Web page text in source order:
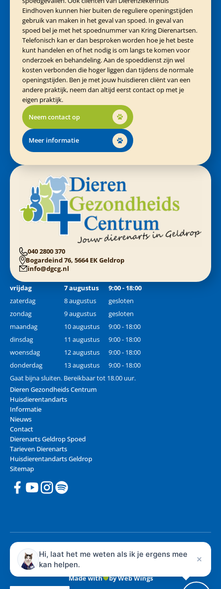
Eindhoven kunnen hier buiten de reguliere openingstijden
gebruik van maken in het geval van spoed. In geval van
spoed bel je met het spoednummer van Kring Dierenartsen.
Telefonisch kan er dan besproken worden hoe je het beste
kunt handelen en of het nodig is om langs te komen voor
onderzoek en behandeling. Aan de spoeddienst zijn wel
kosten verbonden die hoger liggen dan tijdens de normale
openingstijden. Ben je met jouw huisdieren cliënt van een
andere praktijk, neem dan altijd eerst contact op met je
eigen praktijk.
Neem contact op
Meer informatie
040 2800 370
Bogardeind 76, 5664 EK Geldrop
info@dgcg.nl
vrijdag 7 augustus
9:00 - 18:00
zaterdag
8 augustus
gesloten
zondag
9 augustus
gesloten
maandag
10 augustus
9:00 - 18:00
dinsdag
11 augustus
9:00 - 18:00
woensdag
12 augustus
9:00 - 18:00
donderdag
13 augustus
9:00 - 18:00
Gaat bijna sluiten. Bereikbaar tot 18.00 uur.
Dieren Gezondheids Centrum
Huisdierentandarts
Informatie
Nieuws
Contact
Dierenarts Geldrop Spoed
Tarieven Dierenarts
Huisdierentandarts Geldrop
Sitemap
© 2026 Dieren Gezondheids Centrum - Dierenarts Geldrop
Privacy
Algemene voorwaarden
Made with
by Web Wings
Hi, laat het me weten als ik je ergens mee
kan helpen.